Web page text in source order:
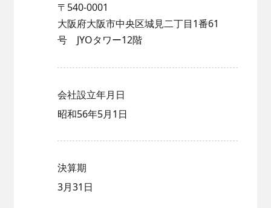
〒540-0001
大阪府大阪市中央区城見二丁目1番61
号 JYOタワー12階
会社設立年月日
昭和56年5月1日
決算期
3月31日
新卒採用